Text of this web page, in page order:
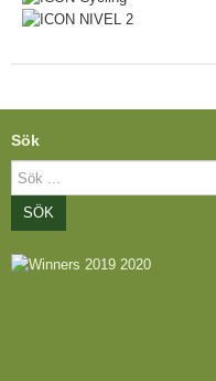
Sök
Sök
...
SÖK